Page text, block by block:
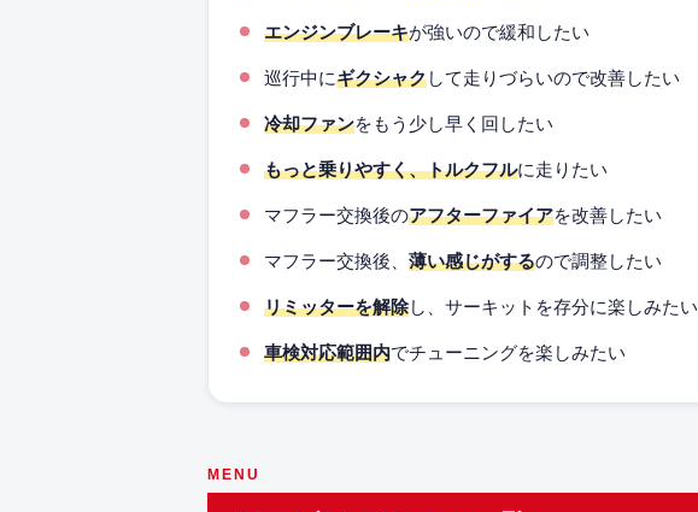
エンジンブレーキが強いので緩和したい
巡行中にギクシャクして走りづらいので改善したい
冷却ファンをもう少し早く回したい
もっと乗りやすく、トルクフルに走りたい
マフラー交換後のアフターファイアを改善したい
マフラー交換後、 薄い感じがするので調整したい
リミッターを解除し、サーキットを存分に楽しみたい
車検対応範囲内でチューニングを楽しみたい
MENU